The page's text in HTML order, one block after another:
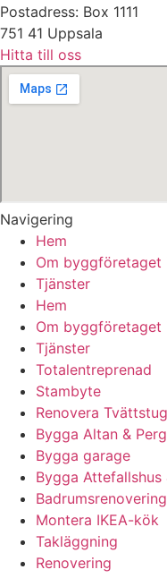
Postadress: Box 1111
751 41 Uppsala
Hitta till oss
Navigering
Hem
Om byggföretaget
Tjänster
Hem
Om byggföretaget
Tjänster
Totalentreprenad
Stambyte
Renovera
Bygga Altan &
Bygga garage
Bygga Attefallshus
Badrumsrenovering
Montera IKEA-kök
Takläggning
Renovering